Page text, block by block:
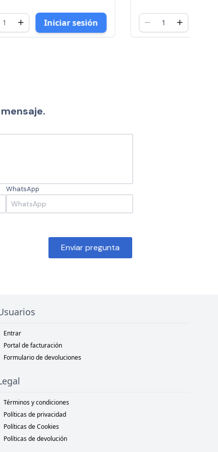
Iniciar sesión
WhatsApp
Enviar pregunta
Entrar
Portal de facturación
Formulario de devoluciones
Términos y condiciones
Políticas de privacidad
Políticas de Cookies
Políticas de devolución